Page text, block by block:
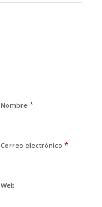
Nombre *
Correo electrónico *
Web